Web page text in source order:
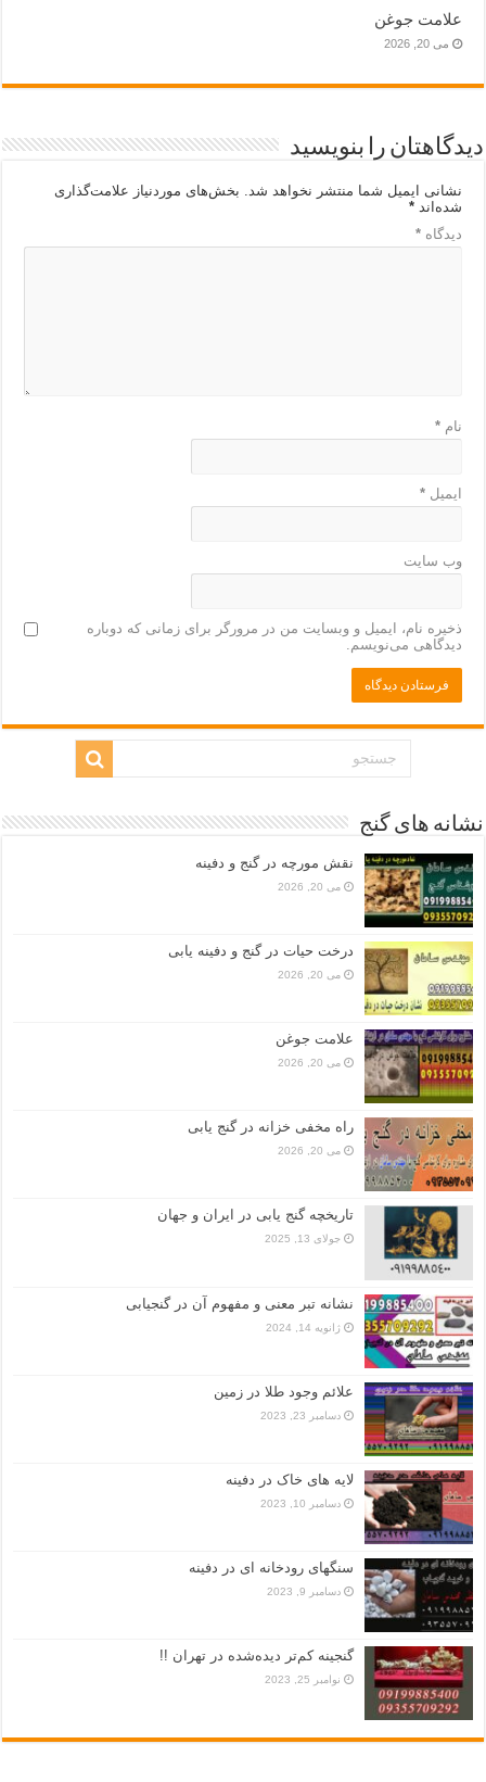
علامت جوغن
می 20, 2026
دیدگاهتان را بنویسید
نشانی ایمیل شما منتشر نخواهد شد.
بخش‌های موردنیاز علامت‌گذاری
شده‌اند*
دیدگاه*
نام*
ایمیل*
وب‌ سایت
ذخیره نام، ایمیل و وبسایت من در مرورگر برای زمانی که دوباره
دیدگاهی می‌نویسم.
نشانه های گنج
نقش مورچه در گنج و دفینه
می 20, 2026
درخت حیات در گنج و دفینه یابی
می 20, 2026
علامت جوغن
می 20, 2026
راه مخفی خزانه در گنج یابی
می 20, 2026
تاریخچه گنج‌ یابی در ایران و جهان
جولای 13, 2025
نشانه تبر معنی و مفهوم آن در گنجیابی
ژانویه 14, 2024
علائم وجود طلا در زمین
دسامبر 23, 2023
لایه های خاک در دفینه
دسامبر 10, 2023
سنگهای رودخانه ای در دفینه
دسامبر 9, 2023
گنجینه کم‌تر دیده‌شده در تهران !!
نوامبر 25, 2023